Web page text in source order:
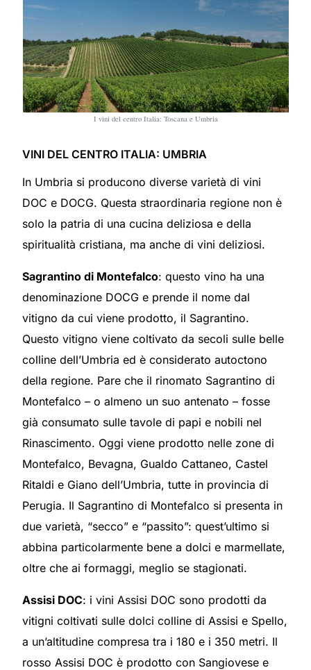
I vini del centro Italia: Toscana e Umbria
VINI DEL CENTRO ITALIA: UMBRIA
In Umbria si producono diverse varietà di vini
DOC e DOCG. Questa straordinaria regione non è
solo la patria di una cucina deliziosa e della
spiritualità cristiana, ma anche di vini deliziosi.
Sagrantino di Montefalco: questo vino ha una
denominazione DOCG e prende il nome dal
vitigno da cui viene prodotto, il Sagrantino.
Questo vitigno viene coltivato da secoli sulle belle
colline dell’Umbria ed è considerato autoctono
della regione. Pare che il rinomato Sagrantino di
Montefalco – o almeno un suo antenato – fosse
già consumato sulle tavole di papi e nobili nel
Rinascimento. Oggi viene prodotto nelle zone di
Montefalco, Bevagna, Gualdo Cattaneo, Castel
Ritaldi e Giano dell’Umbria, tutte in provincia di
Perugia. Il Sagrantino di Montefalco si presenta in
due varietà, “secco” e “passito”: quest’ultimo si
abbina particolarmente bene a dolci e marmellate,
oltre che ai formaggi, meglio se stagionati.
Assisi DOC: i vini Assisi DOC sono prodotti da
vitigni coltivati sulle dolci colline di Assisi e Spello,
a un’altitudine compresa tra i 180 e i 350 metri. Il
rosso Assisi DOC è prodotto con Sangiovese e